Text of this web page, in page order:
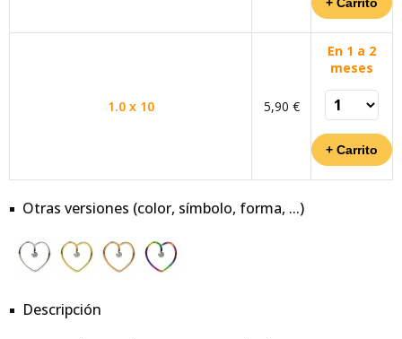
1.0 x 10 5,90 €
En 1 a 2
meses
Otras versiones (color, símbolo, forma, ...)
Descripción